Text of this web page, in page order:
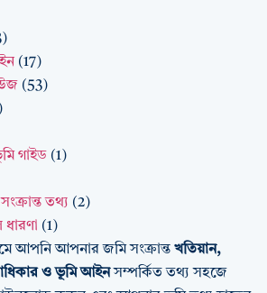
(17)
(53)
গাইড (1)
তথ্য (2)
ধারণা (1)
আপনি আপনার জমি সংক্রান্ত খতিয়ান,
ও ভূমি আইনসম্পর্কিত তথ্য সহজে